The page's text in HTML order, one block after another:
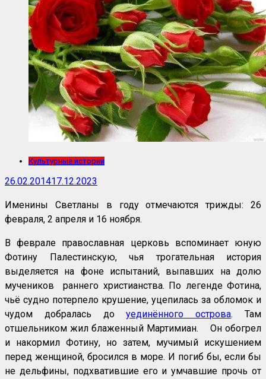
Культурные истории
26.02.201417.12.2023
Именины Светланы в году отмечаются трижды: 26
февраля, 2 апреля и 16 ноября.
В феврале православная церковь вспоминает юную
Фотину Палестинскую, чья трогательная история
выделяется на фоне испытаний, выпавших на долю
мучеников раннего христианства. По легенде Фотина,
чьё судно потерпело крушение, уцепилась за обломок и
чудом добралась доуединённого острова. Там
отшельником жил блаженный Мартимиан. Он обогрел
и накормил Фотину, но затем, мучимый искушением
перед женщиной, бросился в море. И погиб бы, если бы
не дельфины, подхватившие его и умчавшие прочь от